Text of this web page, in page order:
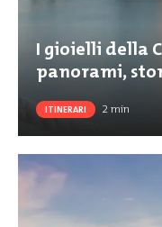
I gioielli della
panorami,
ITINERARI 2min